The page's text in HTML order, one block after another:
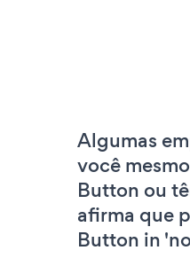
Algumas
você
Button ou
afirma que
Button in